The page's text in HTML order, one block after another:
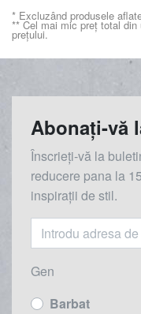
* Excluzând produsele
** Cel mai mic preț total
prețului.
Abonați-vă
Înscrieți-vă la
reducere pana la
inspirații de stil.
Gen
Barbat